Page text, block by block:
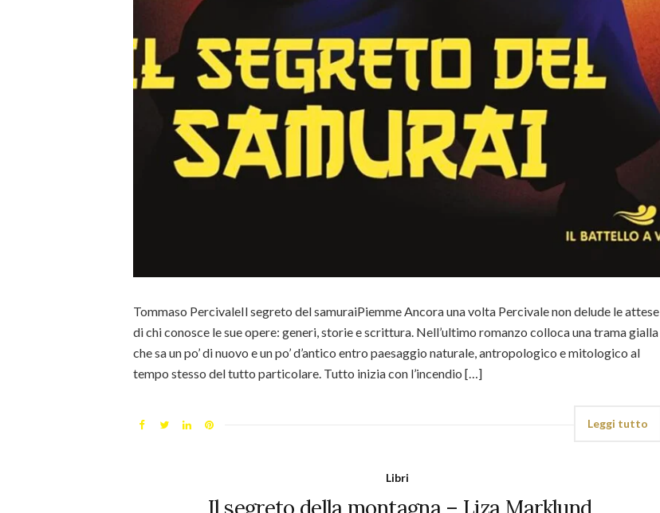
Tommaso PercivaleIl segreto del samuraiPiemme Ancora una volta Percivale non delude le attese
di chi conosce le sue opere: generi, storie e scrittura. Nell’ultimo romanzo colloca una trama gialla
che sa un po’ di nuovo e un po’ d’antico entro paesaggio naturale, antropologico e mitologico al
tempo stesso del tutto particolare. Tutto inizia con l’incendio […]
Leggi tutto
Libri
Il segreto della montagna – Liza Marklund